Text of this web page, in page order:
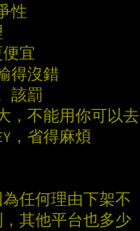
性
宜
得沒錯
該罰
，不能用你可以去
，省得麻煩
任何理由下架不
其他平台也多少